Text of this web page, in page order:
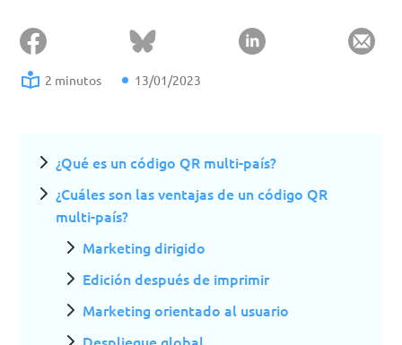
2 minutos 13/01/2023
¿Qué es un código QR multi-país?
¿Cuáles son las ventajas de un código QR
multi-país?
Marketing dirigido
Edición después de imprimir
Marketing orientado al usuario